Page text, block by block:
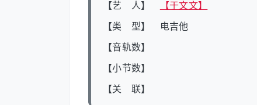
【艺 人】 【于文文】
【类 型】 电吉他
【音轨数】
【小节数】
【关 联】